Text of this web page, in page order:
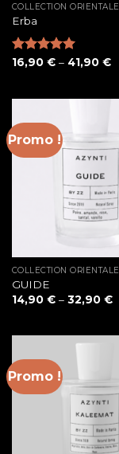
COLLECTION ORIENTALE
Erba
Note5.00
16,90 €– 41,90 €
Promo !
COLLECTION ORIENTALE
GUIDE
14,90 €– 32,90 €
Promo !